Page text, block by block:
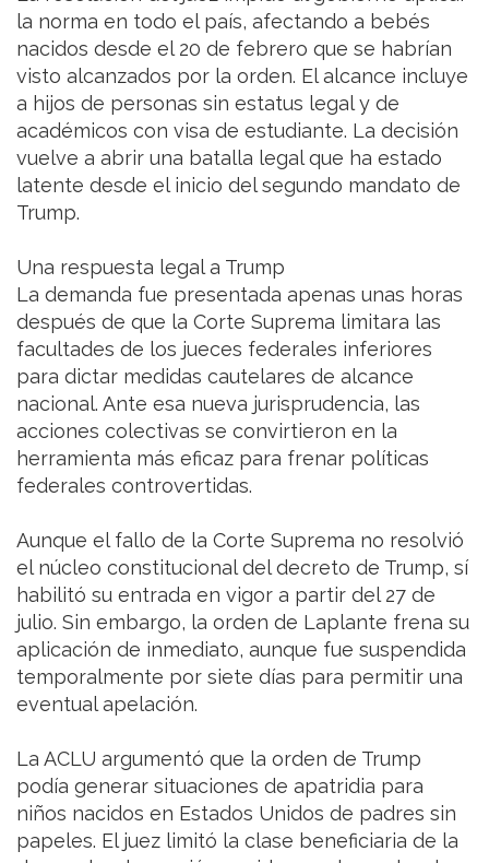
la norma en todo el país, afectando a bebés
nacidos desde el 20 de febrero que se habrían
visto alcanzados por la orden. El alcance incluye
a hijos de personas sin estatus legal y de
académicos con visa de estudiante. La decisión
vuelve a abrir una batalla legal que ha estado
latente desde el inicio del segundo mandato de
Trump.
Una respuesta legal a Trump
La demanda fue presentada apenas unas horas
después de que la Corte Suprema limitara las
facultades de los jueces federales inferiores
para dictar medidas cautelares de alcance
nacional. Ante esa nueva jurisprudencia, las
acciones colectivas se convirtieron en la
herramienta más eficaz para frenar políticas
federales controvertidas.
Aunque el fallo de la Corte Suprema no resolvió
el núcleo constitucional del decreto de Trump, sí
habilitó su entrada en vigor a partir del 27 de
julio. Sin embargo, la orden de Laplante frena su
aplicación de inmediato, aunque fue suspendida
temporalmente por siete días para permitir una
eventual apelación.
La ACLU argumentó que la orden de Trump
podía generar situaciones de apatridia para
niños nacidos en Estados Unidos de padres sin
papeles. El juez limitó la clase beneficiaria de la